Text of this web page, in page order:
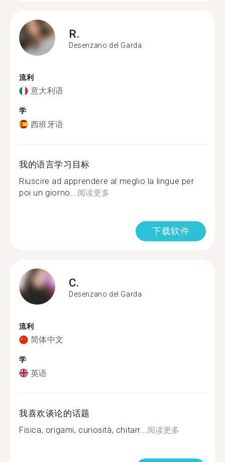
R.
Desenzano del Garda
流利
意大利语
学
西班牙语
我的语言学习目标
Riuscire ad apprendere al meglio la lingue per
poi un giorno... 阅读更多
下载软件
C.
Desenzano del Garda
流利
简体中文
学
英语
我喜欢谈论的话题
Fisica, origami, curiosità, chitarr... 阅读更多